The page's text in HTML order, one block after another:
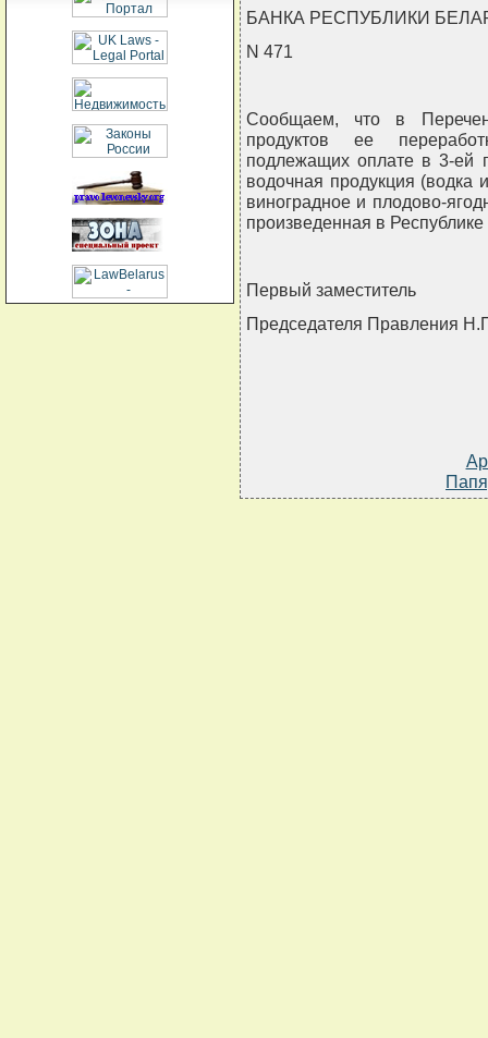
БАНКА РЕСПУБЛИКИ
N 471
Сообщаем, что в
продуктов ее
подлежащих оплате в 3-ей
водочная продукция (водка
виноградное и плодово-
произведенная в
Первый заместитель
Председателя Правления